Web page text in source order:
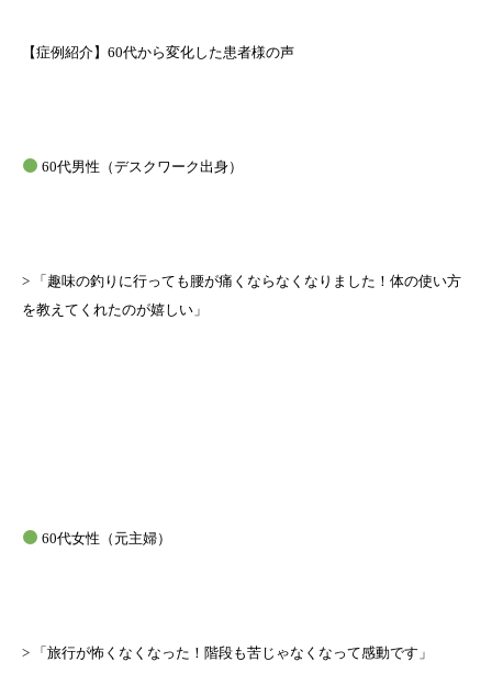
【症例紹介】60代から変化した患者様の声
60代男性（デスクワーク出身）
> 「趣味の釣りに行っても腰が痛くならなくなりました！体の使い方
を教えてくれたのが嬉しい」
60代女性（元主婦）
> 「旅行が怖くなくなった！階段も苦じゃなくなって感動です」